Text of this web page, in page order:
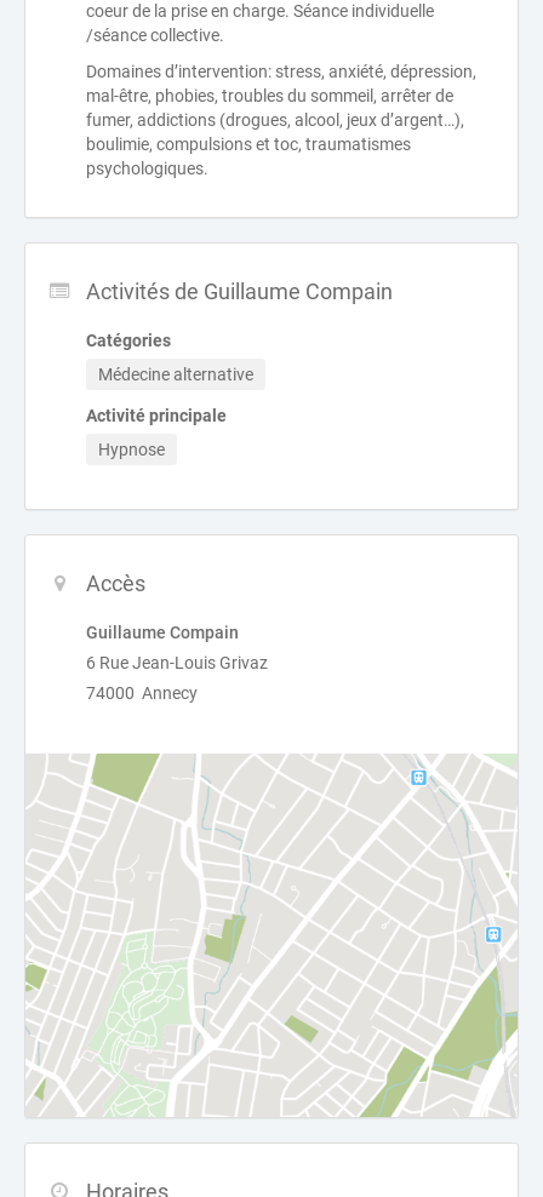
coeur de la prise en charge. Séance individuelle
/séance collective.
Domaines d’intervention: stress, anxiété, dépression,
mal-être, phobies, troubles du sommeil, arrêter de
fumer, addictions (drogues, alcool, jeux d’argent…),
boulimie, compulsions et toc, traumatismes
psychologiques.
Activités de Guillaume Compain
Catégories
Médecine alternative
Activité principale
Hypnose
Accès
Guillaume Compain
6 Rue Jean-Louis Grivaz
74000 Annecy
Horaires